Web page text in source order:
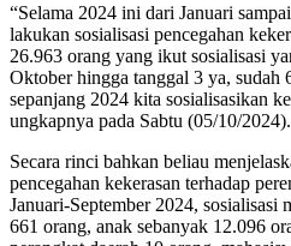
“Selama 2024 ini dari Januari
lakukan sosialisasi pencegahan
26.963 orang yang ikut sosialisasi
Oktober hingga tanggal 3 ya, sudah
sepanjang 2024 kita sosialisasikan
ungkapnya pada Sabtu (05/10/2024).
Secara rinci bahkan beliau
pencegahan kekerasan terhadap
Januari-September 2024, sosialisasi
661 orang, anak sebanyak 12.096